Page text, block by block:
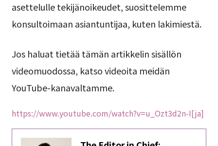
asettelulle tekijänoikeudet, suosittelemme
konsultoimaan asiantuntijaa, kuten lakimiestä.
Jos haluat tietää tämän artikkelin sisällön
videomuodossa, katso videoita meidän
YouTube-kanavaltamme.
https://www.youtube.com/watch?v=u_Ozt3d2n-I[ja]